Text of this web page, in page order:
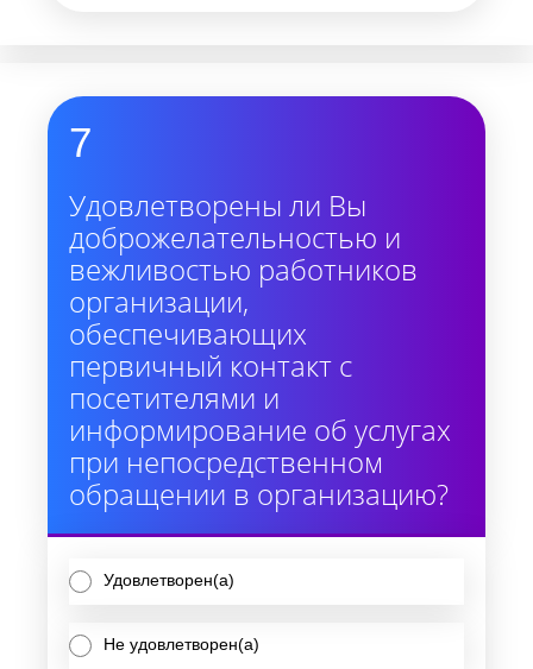
7
Удовлетворены ли Вы
доброжелательностью и
вежливостью работников
организации,
обеспечивающих
первичный контакт с
посетителями и
информирование об услугах
при непосредственном
обращении в организацию?
Удовлетворен(а)
Не удовлетворен(а)